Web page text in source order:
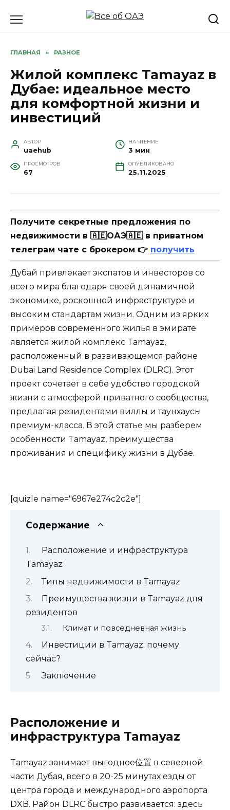
ГЛАВНАЯ » РАЗНОЕ
Жилой комплекс Tamayaz в
Дубае: идеальное место
для комфортной жизни и
инвестиций
АВТОР
uaehub
НА ЧТЕНИЕ
3 мин
ПРОСМОТРОВ
67
ОПУБЛИКОВАНО
25.11.2025
Получите секретные предложения по
недвижимости в 🇦🇪ОАЭ🇦🇪 в приватном
телеграм чате с брокером 👉 получить
Дубай привлекает экспатов и инвесторов со
всего мира благодаря своей динамичной
экономике, роскошной инфраструктуре и
высоким стандартам жизни. Одним из ярких
примеров современного жилья в эмирате
является жилой комплекс Tamayaz,
расположенный в развивающемся районе
Dubai Land Residence Complex (DLRC). Этот
проект сочетает в себе удобство городской
жизни с атмосферой приватного сообщества,
предлагая резидентами виллы и таунхаусы
премиум-класса. В этой статье мы разберем
особенности Tamayaz, преимущества
проживания и специфику жизни в Дубае.
[quizle name="6967e274c2c2e"]
Содержание
Расположение и инфраструктура
Tamayaz
Типы недвижимости в Tamayaz
Преимущества жизни в Tamayaz для
резидентов
Климат и повседневная жизнь
Инвестиции в Tamayaz: почему
сейчас?
Заключение
Расположение и
инфраструктура Tamayaz
Tamayaz занимает выгодное位置 в северной
части Дубая, всего в 20-25 минутах езды от
центра города и международного аэропорта
DXB. Район DLRC быстро развивается: здесь